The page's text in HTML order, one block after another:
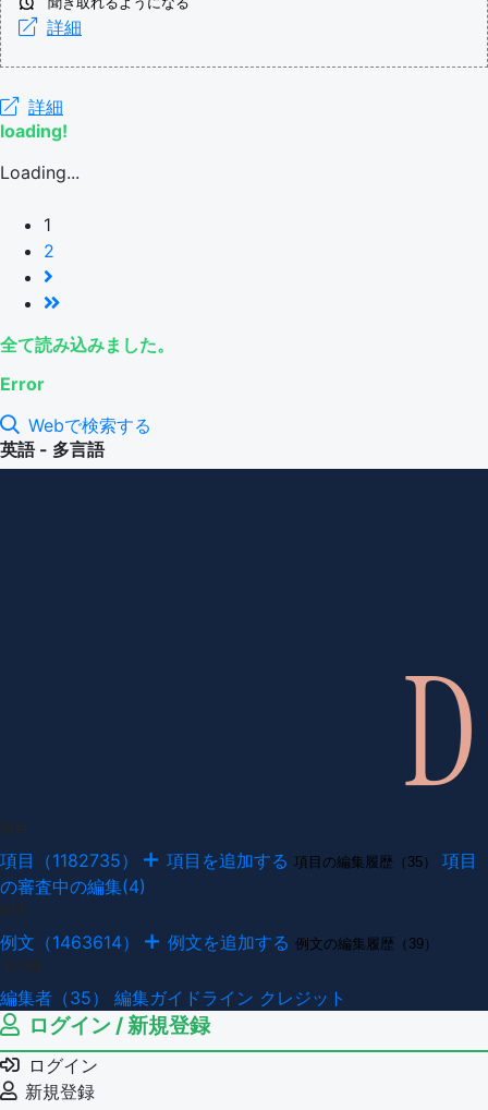
詳細
詳細
loading!
Loading...
1
2
全て読み込みました。
Error
Webで検索する
英語 - 多言語
項目（1182735） 項目を追加する 項目の編集履歴（35）
項目
の審査中の編集(4)
例文（1463614） 例文を追加する 例文の編集履歴（39）
編集者（35） 編集ガイドライン クレジット
ログイン / 新規登録
ログイン
新規登録